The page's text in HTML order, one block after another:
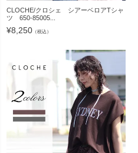
CLOCHE/クロシェ シアーベロアTシャ
ツ 650-85005...
¥8,250 （税込）